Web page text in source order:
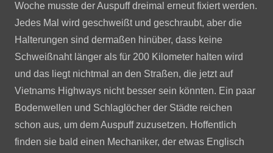
Woche musste der Auspuff dreimal erneut fixiert werden.
Jedes Mal wird geschweißt und geschraubt, aber die
Halterungen sind dermaßen hinüber, dass keine
Schweißnaht länger als für 200 Kilometer halten wird
und das liegt nichtmal an den Straßen, die jetzt auf
Vietnams Highways nicht besser sein könnten. Ein paar
Bodenwellen und Schlaglöcher der Städte reichen
schon aus, um dem Auspuff zuzusetzen. Hoffentlich
finden sie bald einen Mechaniker, der etwas Englisch